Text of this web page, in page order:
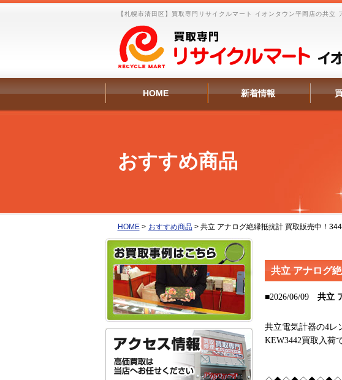
【札幌市清田区】買取専門リサイクルマート イオンタウン平岡店の共立
HOME 新着情報
おすすめ商品
HOME> おすすめ商品> 共立 アナログ絶縁抵抗計 買取販売中！
共立 アナログ
■2026/06/09 共立
共立電気計器の4レ
KEW3442買取入荷